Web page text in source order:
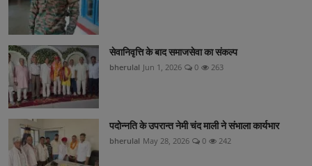
सेवानिवृत्ति के बाद समाजसेवा का संकल्प
bherulal Jun 1, 2026 0 263
पदोन्नति के उपरान्त नेमी चंद माली ने संभाला कार्यभार
bherulal May 28, 2026 0 242